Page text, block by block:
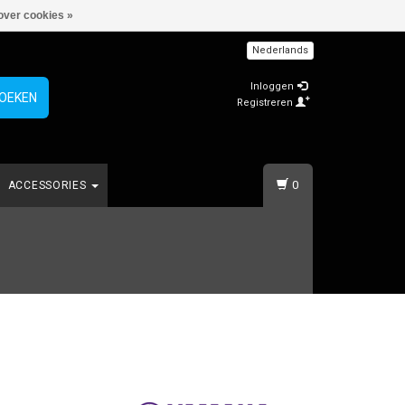
Nederlands
Inloggen
Registreren
ACCESSORIES 0
cookies »